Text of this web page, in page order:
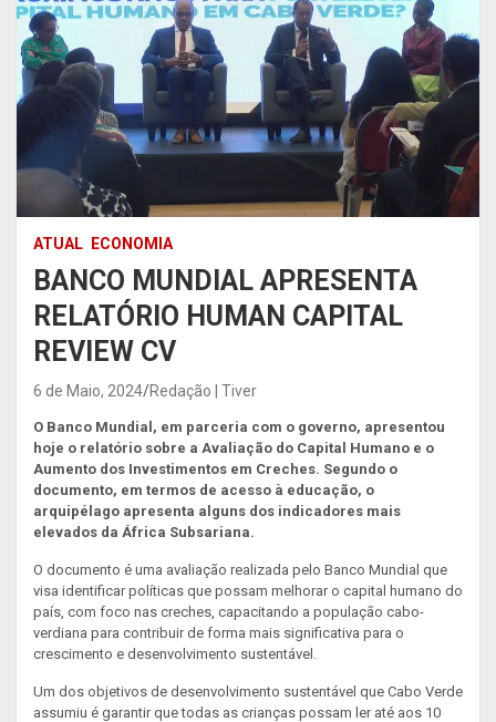
ATUAL ECONOMIA
BANCO MUNDIAL APRESENTA
RELATÓRIO HUMAN CAPITAL
REVIEW CV
6 de Maio, 2024 Redação | Tiver
O Banco Mundial, em parceria com o governo, apresentou
hoje o relatório sobre a Avaliação do Capital Humano e o
Aumento dos Investimentos em Creches. Segundo o
documento, em termos de acesso à educação, o
arquipélago apresenta alguns dos indicadores mais
elevados da África Subsariana.
O documento é uma avaliação realizada pelo Banco Mundial que
visa identificar políticas que possam melhorar o capital humano do
país, com foco nas creches, capacitando a população cabo-
verdiana para contribuir de forma mais significativa para o
crescimento e desenvolvimento sustentável.
Um dos objetivos de desenvolvimento sustentável que Cabo Verde
assumiu é garantir que todas as crianças possam ler até aos 10